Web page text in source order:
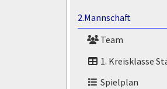
2.Mannschaft
Team
1. Kreisklasse
Spielplan